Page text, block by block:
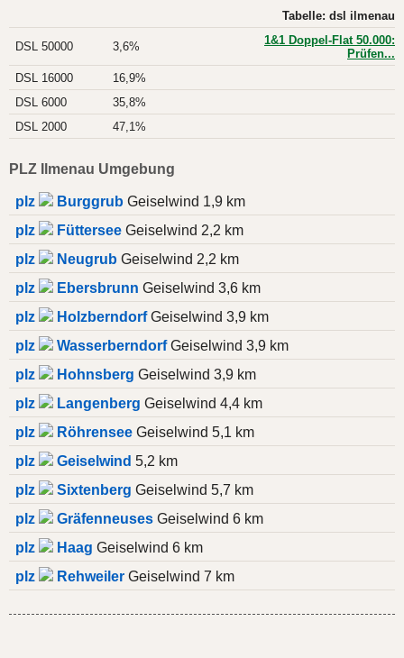
Tabelle: dsl ilmenau
DSL 50000 3,6%
1&1 Doppel-Flat 50.000:
Prüfen...
DSL 16000
16,9%
DSL 6000
35,8%
DSL 2000
47,1%
PLZ Ilmenau Umgebung
plz Burggrub Geiselwind 1,9 km
plz
Füttersee Geiselwind 2,2 km
plz
Neugrub Geiselwind 2,2 km
plz
Ebersbrunn Geiselwind 3,6 km
plz
HolzberndorfGeiselwind 3,9 km
plz
WasserberndorfGeiselwind 3,9 km
plz
Hohnsberg Geiselwind 3,9 km
plz
Langenberg Geiselwind 4,4 km
plz
Röhrensee Geiselwind 5,1 km
plz
Geiselwind 5,2 km
plz
Sixtenberg Geiselwind 5,7 km
plz
Gräfenneuses Geiselwind 6 km
plz
Haag Geiselwind 6 km
plz
Rehweiler Geiselwind 7 km